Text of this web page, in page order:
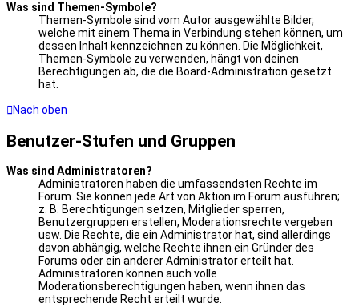
Was sind Themen-Symbole?
Themen-Symbole sind vom Autor ausgewählte Bilder,
welche mit einem Thema in Verbindung stehen können, um
dessen Inhalt kennzeichnen zu können. Die Möglichkeit,
Themen-Symbole zu verwenden, hängt von deinen
Berechtigungen ab, die die Board-Administration gesetzt
hat.
Nach oben
Benutzer-Stufen und Gruppen
Was sind Administratoren?
Administratoren haben die umfassendsten Rechte im
Forum. Sie können jede Art von Aktion im Forum ausführen;
z. B. Berechtigungen setzen, Mitglieder sperren,
Benutzergruppen erstellen, Moderationsrechte vergeben
usw. Die Rechte, die ein Administrator hat, sind allerdings
davon abhängig, welche Rechte ihnen ein Gründer des
Forums oder ein anderer Administrator erteilt hat.
Administratoren können auch volle
Moderationsberechtigungen haben, wenn ihnen das
entsprechende Recht erteilt wurde.